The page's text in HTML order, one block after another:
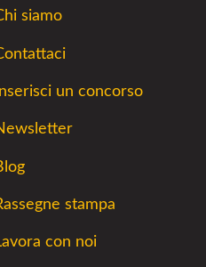
siamo
Inserisci un concorso
stampa
con noi